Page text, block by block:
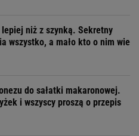
niż z szynką. Sekretny
wszystko, a mało kto o nim wie
do sałatki makaronowej.
i wszyscy proszą o przepis